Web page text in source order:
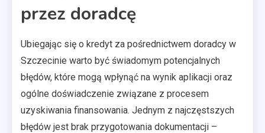
przez doradcę
Ubiegając się o kredyt za pośrednictwem doradcy w
Szczecinie warto być świadomym potencjalnych
błędów, które mogą wpłynąć na wynik aplikacji oraz
ogólne doświadczenie związane z procesem
uzyskiwania finansowania. Jednym z najczęstszych
błędów jest brak przygotowania dokumentacji –